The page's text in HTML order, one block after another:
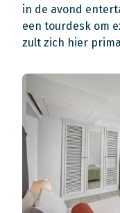
in de avond
een tourdesk om
zult zich hier